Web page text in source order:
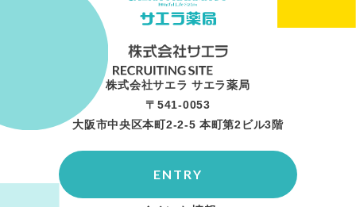
株式会社サエラ サエラ薬局
〒541-0053
大阪市中央区本町2-2-5 本町第2ビル3階
ENTRY